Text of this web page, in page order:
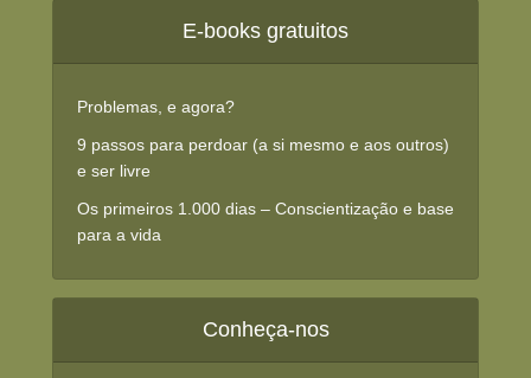
E-books gratuitos
Problemas, e agora?
9 passos para perdoar (a si mesmo e aos outros)
e ser livre
Os primeiros 1.000 dias – Conscientização e base
para a vida
Conheça-nos